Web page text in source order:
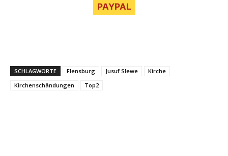
PAYPAL
SCHLAGWORTE Flensburg Jusuf Slewe
Kirche
Kirchenschändungen
Top2